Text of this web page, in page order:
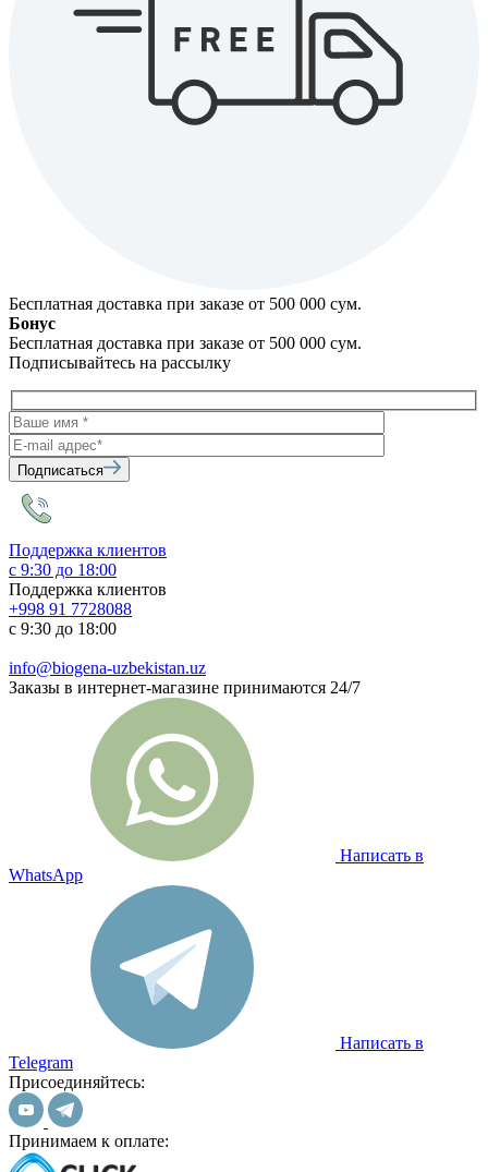
Бесплатная доставка при заказе от 500 000 cум.
Бонус
Бесплатная доставка при заказе от 500 000 cум.
Подписывайтесь на рассылку
Подписаться
Поддержка клиентов
с 9:30 до 18:00
Поддержка клиентов
+998 91 7728088
с 9:30 до 18:00
info@biogena-uzbekistan.uz
Заказы в интернет-магазине принимаются 24/7
Написать в
WhatsApp
Написать в
Telegram
Присоединяйтесь:
Принимаем к оплате: